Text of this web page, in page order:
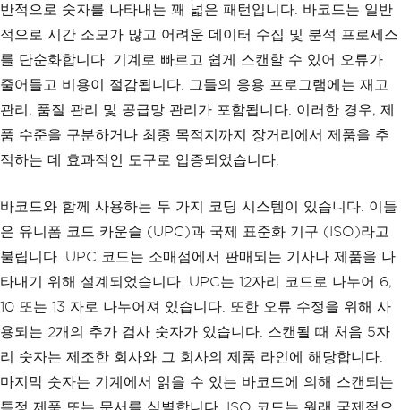
반적으로 숫자를 나타내는 꽤 넓은 패턴입니다. 바코드는 일반
적으로 시간 소모가 많고 어려운 데이터 수집 및 분석 프로세스
를 단순화합니다. 기계로 빠르고 쉽게 스캔할 수 있어 오류가
줄어들고 비용이 절감됩니다. 그들의 응용 프로그램에는 재고
관리, 품질 관리 및 공급망 관리가 포함됩니다. 이러한 경우, 제
품 수준을 구분하거나 최종 목적지까지 장거리에서 제품을 추
적하는 데 효과적인 도구로 입증되었습니다.
바코드와 함께 사용하는 두 가지 코딩 시스템이 있습니다. 이들
은 유니폼 코드 카운슬 (UPC)과 국제 표준화 기구 (ISO)라고
불립니다. UPC 코드는 소매점에서 판매되는 기사나 제품을 나
타내기 위해 설계되었습니다. UPC는 12자리 코드로 나누어 6,
10 또는 13 자로 나누어져 있습니다. 또한 오류 수정을 위해 사
용되는 2개의 추가 검사 숫자가 있습니다. 스캔될 때 처음 5자
리 숫자는 제조한 회사와 그 회사의 제품 라인에 해당합니다.
마지막 숫자는 기계에서 읽을 수 있는 바코드에 의해 스캔되는
특정 제품 또는 문서를 식별합니다. ISO 코드는 원래 국제적으